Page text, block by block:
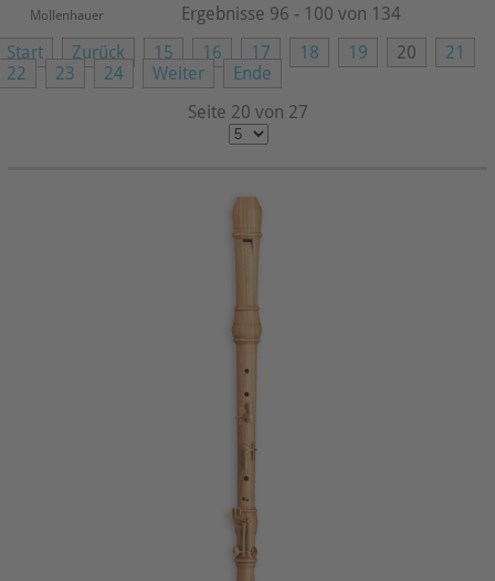
Mollenhauer
Start Zurück 15 16 17 18 19 20
21
22
23 24 Weiter
Ende
Seite 20 von 27
Ergebnisse 96 - 100 von 134